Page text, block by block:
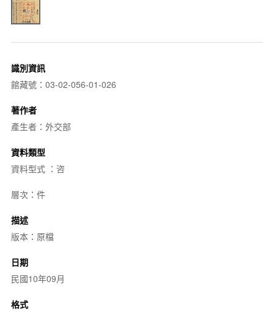
識別資訊
館藏號：03-02-056-01-026
著作者
產生者：外交部
資料類型
資料型式 ：咨
層次：件
描述
版本：原檔
日期
民國10年09月
格式